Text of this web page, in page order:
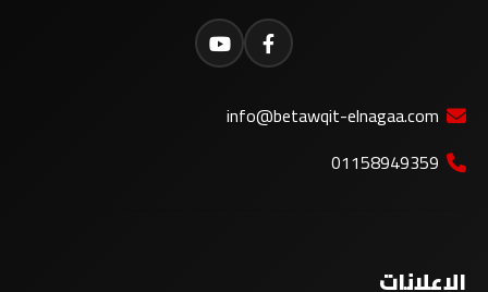
info@betawqit-elnagaa.com
01158949359
الإعلانات